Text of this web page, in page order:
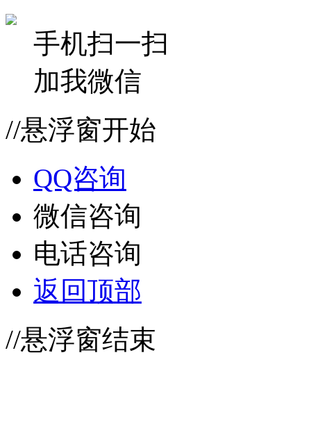
手机扫一扫
加我微信
//悬浮窗开始
QQ咨询
微信咨询
电话咨询
返回顶部
//悬浮窗结束